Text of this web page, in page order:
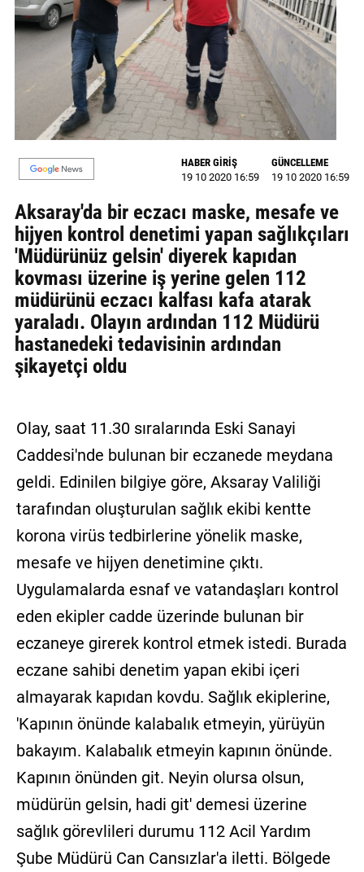
GALERİ
VİDEO
YAZARLAR
BİZE
ULAŞIN
Künye
İletişim
Gizlilik
Sözleşmesi
Kullanıcı
Sözleşmesi
HABER GİRİŞ
19 10 2020 16:59
GÜNCELLEME
19 10 2020 16:59
Aksaray'da bir eczacı maske, mesafe ve
hijyen kontrol denetimi yapan sağlıkçıları
'Müdürünüz gelsin' diyerek kapıdan
kovması üzerine iş yerine gelen 112
müdürünü eczacı kalfası kafa atarak
yaraladı. Olayın ardından 112 Müdürü
hastanedeki tedavisinin ardından
şikayetçi oldu
Olay, saat 11.30 sıralarında Eski Sanayi
Caddesi'nde bulunan bir eczanede meydana
geldi. Edinilen bilgiye göre, Aksaray Valiliği
tarafından oluşturulan sağlık ekibi kentte
korona virüs tedbirlerine yönelik maske,
mesafe ve hijyen denetimine çıktı.
Uygulamalarda esnaf ve vatandaşları kontrol
eden ekipler cadde üzerinde bulunan bir
eczaneye girerek kontrol etmek istedi. Burada
eczane sahibi denetim yapan ekibi içeri
almayarak kapıdan kovdu. Sağlık ekiplerine,
'Kapının önünde kalabalık etmeyin, yürüyün
bakayım. Kalabalık etmeyin kapının önünde.
Kapının önünden git. Neyin olursa olsun,
müdürün gelsin, hadi git' demesi üzerine
sağlık görevlileri durumu 112 Acil Yardım
Şube Müdürü Can Cansızlar'a iletti. Bölgede